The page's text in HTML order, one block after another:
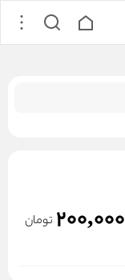
200,000 تومان